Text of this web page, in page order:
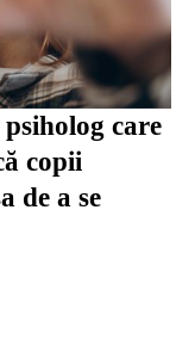
care
copii
de a se